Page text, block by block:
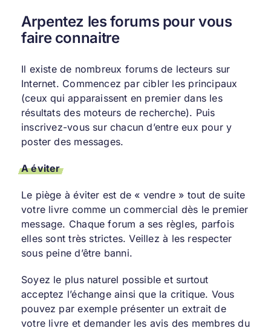
Arpentez les forums pour vous
faire connaitre
Il existe de nombreux forums de lecteurs sur
Internet. Commencez par cibler les principaux
(ceux qui apparaissent en premier dans les
résultats des moteurs de recherche). Puis
inscrivez-vous sur chacun d’entre eux pour y
poster des messages.
A éviter
Le piège à éviter est de « vendre » tout de suite
votre livre comme un commercial dès le premier
message. Chaque forum a ses règles, parfois
elles sont très strictes. Veillez à les respecter
sous peine d’être banni.
Soyez le plus naturel possible et surtout
acceptez l’échange ainsi que la critique. Vous
pouvez par exemple présenter un extrait de
votre livre et demander les avis des membres du